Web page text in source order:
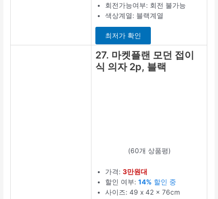
회전가능여부: 회전 불가능
색상계열: 블랙계열
최저가 확인
27. 마켓플랜 모던 접이
식 의자 2p, 블랙
(60개 상품평)
가격:3만원대
할인 여부:14% 할인 중
사이즈: 49 x 42 x 76cm